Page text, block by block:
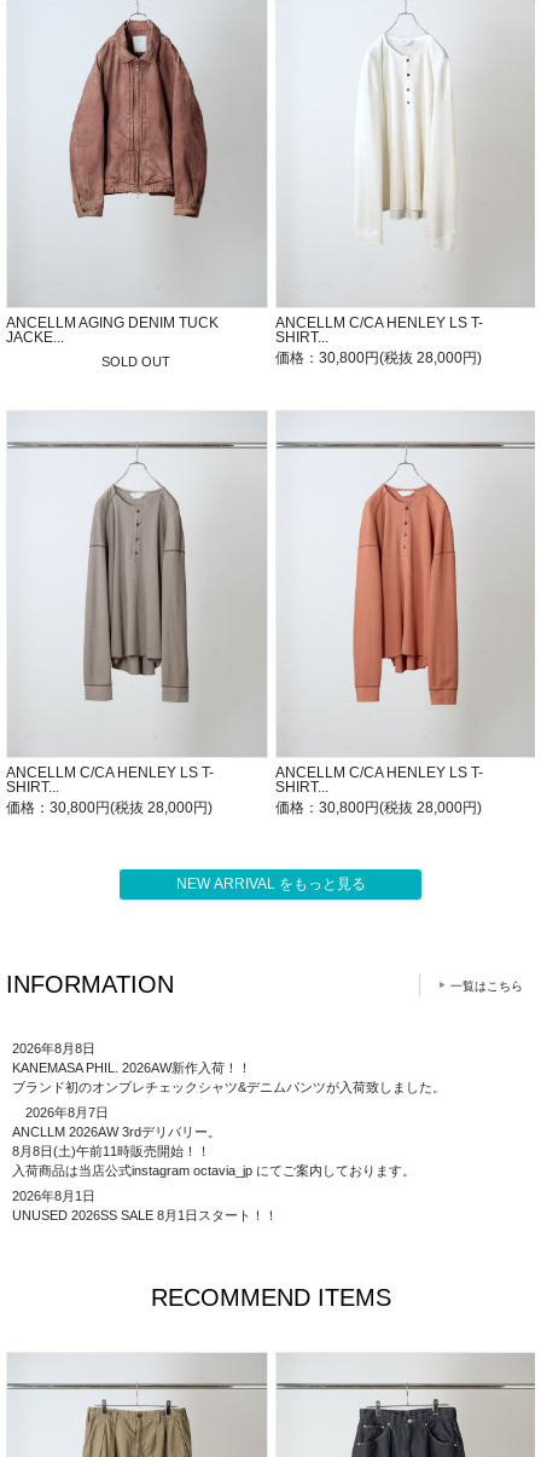
ANCELLM AGING DENIM TUCK
JACKE...
SOLD OUT
ANCELLM C/CA HENLEY LS T-
SHIRT...
価格：30,800円(税抜 28,000円)
ANCELLM C/CA HENLEY LS T-
SHIRT...
価格：30,800円(税抜 28,000円)
ANCELLM C/CA HENLEY LS T-
SHIRT...
価格：30,800円(税抜 28,000円)
NEW ARRIVAL をもっと見る
INFORMATION 一覧はこちら
2026年8月8日
KANEMASA PHIL. 2026AW新作入荷！！
ブランド初のオンブレチェックシャツ&デニムパンツが入荷致しました。
2026年8月7日
ANCLLM 2026AW 3rdデリバリー。
8月8日(土)午前11時販売開始！！
入荷商品は当店公式instagram octavia_jp にてご案内しております。
2026年8月1日
UNUSED 2026SS SALE 8月1日スタート！！
RECOMMEND ITEMS